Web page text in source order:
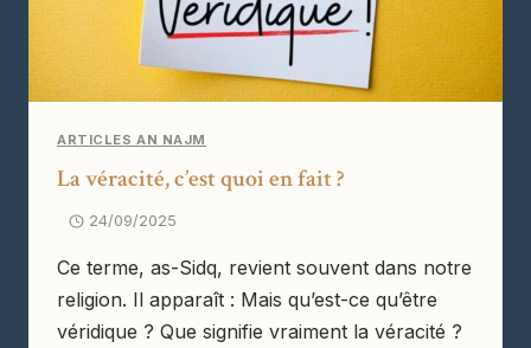
ARTICLES AN NAJM
La véracité, c’est quoi en fait ?
24/09/2025
Ce terme, as-Sidq, revient souvent dans notre
religion. Il apparaît : Mais qu’est-ce qu’être
véridique ? Que signifie vraiment la véracité ?